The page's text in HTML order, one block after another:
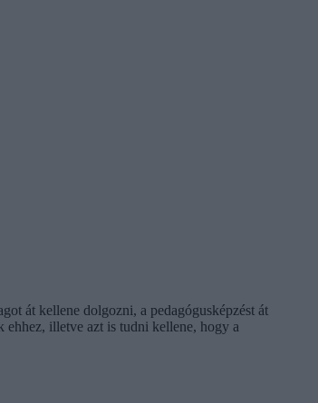
át kellene dolgozni, a pedagógusképzést át
illetve azt is tudni kellene, hogy a